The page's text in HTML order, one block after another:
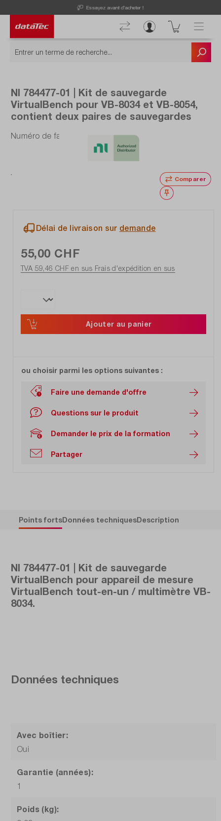
Découvrez nos offres actuelles !
NI 784477-01 | Kit de sauvegarde
VirtualBench pour VB-8034 et VB-8054,
contient deux paires de sauvegardes
Numéro de fabrication : 784477-01
Comparer
Noter
Délai de livraison sur demande
55,00 CHF
TVA 59,46 CHF en sus Frais d'expédition en sus
Ajouter au panier
ou choisir parmi les options suivantes :
Faire une demande d'offre
Questions sur le produit
Demander le prix de la formation
Partager
Points fortsDonnées techniquesDescription
NI 784477-01 | Kit de sauvegarde
VirtualBench pour appareil de mesure
VirtualBench tout-en-un / multimètre VB-
8034.
Données techniques
Avec boîtier:
Oui
Garantie (années):
1
Poids (kg):
Now viewing Points forts section